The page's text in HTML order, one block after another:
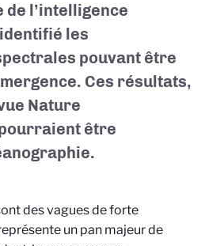
de l’intelligence
les
pouvant être
Ces résultats,
Nature
être
des vagues de forte
un pan majeur de